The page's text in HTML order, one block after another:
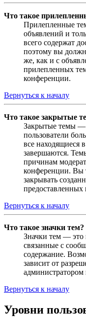
Что такое
Прилепленные
объявлений и
всего содержат
поэтому вы
же, как и с
прилепленных
конференции.
Вернуться к началу
Что такое закрытые
Закрытые темы —
пользователи
все находящиеся
завершаются.
причинам
конференции. Вы
закрывать
Вернуться к началу
Что такое значки тем?
Значки тем — это
связанные с
содержание.
зависит от
Вернуться к началу
Уровни